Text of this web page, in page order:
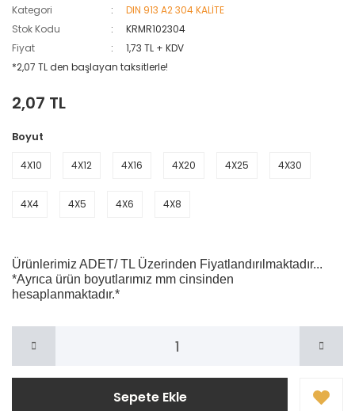
Kategori
DIN 913 A2 304 KALİTE
Stok Kodu
KRMR102304
Fiyat
1,73 TL + KDV
*2,07 TL den başlayan taksitlerle!
2,07 TL
Boyut
4X10 4X12 4X16 4X20 4X25 4X30
4X4 4X5 4X6 4X8
Ürünlerimiz ADET/ TL Üzerinden Fiyatlandırılmaktadır...
*Ayrıca ürün boyutlarımız mm cinsinden
hesaplanmaktadır.*
Sepete Ekle